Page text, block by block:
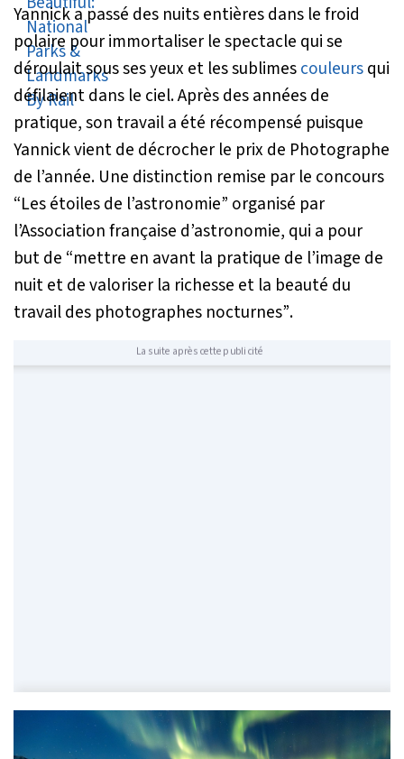
Yannick a passé des nuits entières dans le froid
polaire pour immortaliser le spectacle qui se
déroulait sous ses yeux et les sublimescouleursqui
défilaient dans le ciel. Après des années de
pratique, son travail a été récompensé puisque
Yannick vient de décrocher le prix de Photographe
de l’année. Une distinction remise par le concours
“Les étoiles de l’astronomie” organisé par
l’Association française d’astronomie, qui a pour
but de “mettre en avant la pratique de l’image de
nuit et de valoriser la richesse et la beauté du
travail des photographes nocturnes”.
La suite après cette publicité